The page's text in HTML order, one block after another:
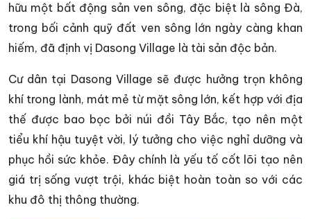
hữu một bất động sản ven sông, đặc biệt là sông Đà,
trong bối cảnh quỹ đất ven sông lớn ngày càng khan
hiếm, đã định vị Dasong Village là tài sản độc bản.
Cư dân tại Dasong Village sẽ được hưởng trọn không
khí trong lành, mát mẻ từ mặt sông lớn, kết hợp với địa
thế được bao bọc bởi núi đồi Tây Bắc, tạo nên một
tiểu khí hậu tuyệt vời, lý tưởng cho việc nghỉ dưỡng và
phục hồi sức khỏe. Đây chính là yếu tố cốt lõi tạo nên
giá trị sống vượt trội, khác biệt hoàn toàn so với các
khu đô thị thông thường.